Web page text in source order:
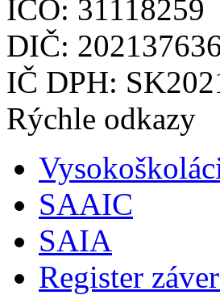
IČO: 31118259
DIČ:
IČ DPH:
Rýchle odkazy
SAAIC
SAIA
Register